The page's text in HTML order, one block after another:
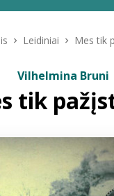
Leidiniai Mes tik
Vilhelmina Bruni
tik